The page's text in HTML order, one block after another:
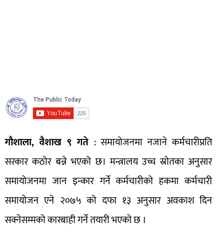
गौशाला, वैशाख ९ गते : समायोजनमा नजाने कर्मचारीप्रति
सरकार कठोर बन्ने भएको छ। मन्त्रालय उच्च स्रोतका अनुसार
समायोजनमा जान इन्कार गर्ने कर्मचारीको हकमा कर्मचारी
समायोजन एने २०७५ को दफा १३ अनुसार अवकाश दिन
सक्नेसम्मको कारबाही गर्ने तयारी भएको छ ।